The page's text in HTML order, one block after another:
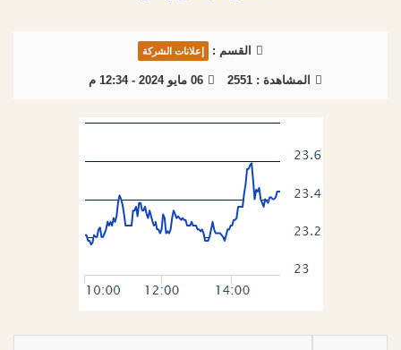
القسم : إعلانات الشركة
المشاهدة :2551 06 مايو 2024 - 12:34 م